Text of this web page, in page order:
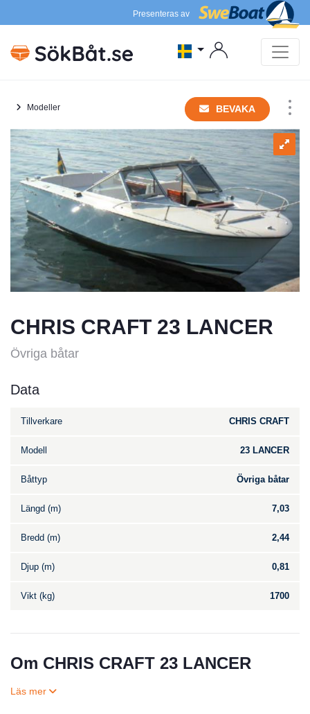
Presenteras av
Modeller BEVAKA
CHRIS CRAFT 23 LANCER
Övriga båtar
Data
Tillverkare CHRIS CRAFT
Modell 23 LANCER
Båttyp Övriga båtar
Längd (m) 7,03
Bredd (m) 2,44
Djup (m) 0,81
Vikt (kg) 1700
Om CHRIS CRAFT 23 LANCER